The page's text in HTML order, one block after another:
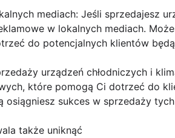
mediach: Jeśli sprzedajesz
w lokalnych mediach.
do potencjalnych klientów
urządzeń chłodniczych i
które pomogą Ci dotrzeć do
osiągniesz sukces w sprzedaży
także uniknąć